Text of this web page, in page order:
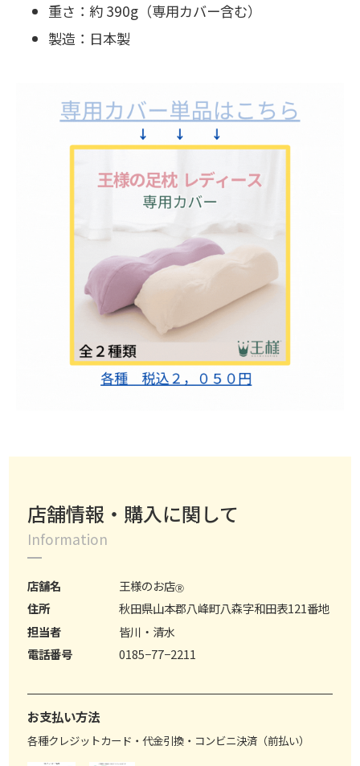
重さ：約 390g（専用カバー含む）
製造：日本製
店舗情報・購入に関して
Information
店舗名 王様のお店Ⓡ
住所
秋田県山本郡八峰町八森字和田表121番地
担当者
皆川・清水
電話番号
0185−77−2211
お支払い方法
各種クレジットカード・代金引換・コンビニ決済（前払い）